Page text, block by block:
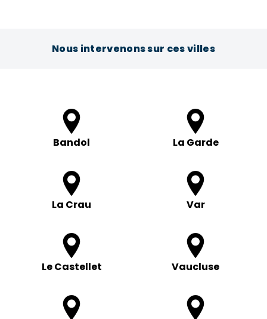
Nous intervenons sur ces villes
Bandol La Garde
La Crau Var
Le Castellet Vaucluse